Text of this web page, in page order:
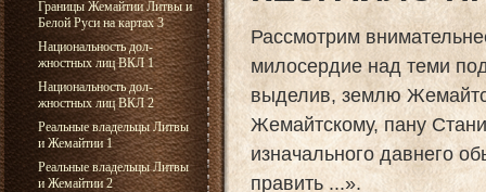
Границы Жемайтии Литвы и
Белой Руси на картах 3
Национальность дол-
жностных лиц ВКЛ 1
Национальность дол-
жностных лиц ВКЛ 2
Реальные владельцы Литвы
и Жемайтии 1
Реальные владельцы Литвы
и Жемайтии 2
Рассмотрим
милосердие над теми
выделив, землю
Жемайтскому, пану
изначального давнего
править ...».